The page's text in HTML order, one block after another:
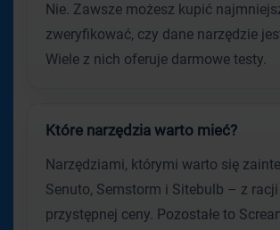
Nie. Zawsze możesz kupić
zweryfikować, czy dane narzędzie
Wiele z nich oferuje darmowe testy.
Które narzędzia warto mieć?
Narzędziami, którymi warto się
Senuto, Semstorm i Sitebulb – z racji
przystępnej ceny. Pozostałe to